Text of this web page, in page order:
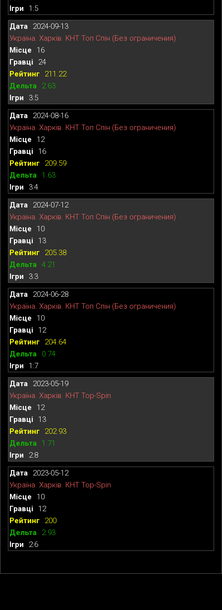
1:5
2024-09-13
Україна. Харків. КНТ Топ Спін (Без ограничения)
16
24
211.22
2.63
3:5
2024-08-16
Україна. Харків. КНТ Топ Спін (Без ограничения)
12
16
209.59
1.63
3:4
2024-07-12
Україна. Харків. КНТ Топ Спін (Без ограничения)
10
13
205.38
4.21
3:3
2024-06-28
Україна. Харків. КНТ Топ Спін (Без ограничения)
10
12
204.64
0.74
1:7
2023-05-19
Україна. Харків. КНТ Top-Spin
12
13
202.93
1.71
2:8
2023-05-12
Україна. Харків. КНТ Top-Spin
10
12
200
2.93
2:6